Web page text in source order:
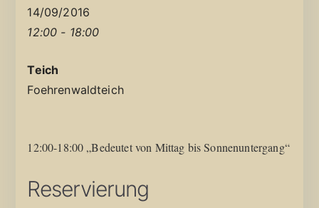
14/09/2016
12:00 - 18:00
Teich
Foehrenwaldteich
12:00-18:00 „Bedeutet von Mittag bis Sonnenuntergang“
Reservierung